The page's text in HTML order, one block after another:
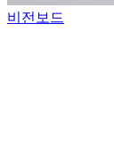
비전보드